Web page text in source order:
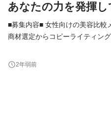
あなたの力を発揮
■募集内容■ 女性向けの美容比較メディアの運営をお任せします！
商材選定からコピーライティン
任せします。 ・スキンケア、化粧品などのランキング設定 ・美容
商材の撮影、テクスチャー確認
2年弱前